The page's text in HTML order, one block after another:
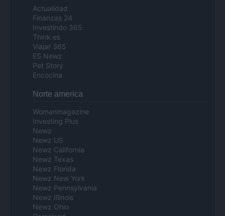
Actualidad
Finanzas 24
Investindo 365
Think.es
Viajar 365
ES Newz
Pet Story
Encocina
Norte america
Womanmagazine
Investing Plus
Newz
Newz US
Newz California
Newz Texas
Newz Florida
Newz New York
Newz Pennsylvania
Newz Illinois
Newz Ohio